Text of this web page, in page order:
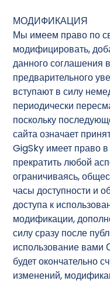
МОДИФИКАЦИЯ
Мы имеем право по
модифицировать,
данного соглашения
предварительного
вступают в силу
периодически
поскольку
сайта означает
GigSky имеет право
прекратить любой
ограничиваясь,
часы доступности и
доступа к
модификации,
силу сразу после
использование вами
будет окончательно
изменений,